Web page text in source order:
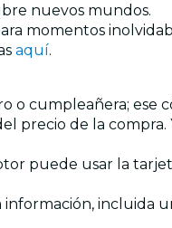
nuevos mundos.
momentos
aquí.
cumpleañera; ese
de la compra.
puede usar la
incluida